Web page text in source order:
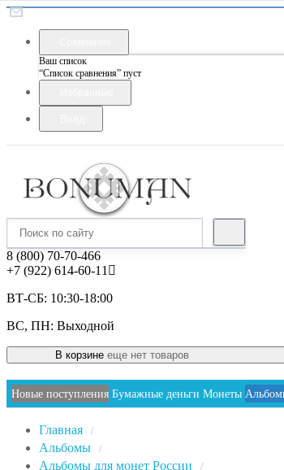
Ваш список
“Список сравнения” пуст
8 (800) 70-70-466
+7 (922) 614-60-11
ВТ-СБ: 10:30-18:00
ВС, ПН: Выходной
В корзине еще нет товаров
Новые поступления Бумажные деньги Монеты
Главная /
Альбомы /
Альбомы для монет России /